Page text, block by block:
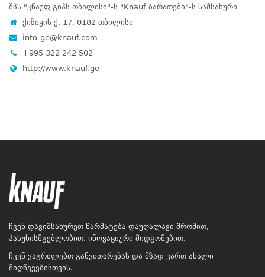
შპს "კნაუფ გიპს თბილისი"-ს "Knauf ბარათები"-ს სამსახური
ქიზიყის ქ. 17, 0182 თბილისი
info-ge@knauf.com
+995 322 242 502
http://www.knauf.ge
ჩვენ დავიმსახურეთ წარმატება დაუღალავი შრომით,
პასუხისმგებლობით, ინოვაციური მიდგომებით.
ჩვენ ვაგრძლებთ განვითარებას და მზად ვართ ახალი
მიღწევებისთვის.